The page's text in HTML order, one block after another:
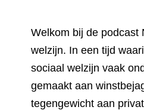
Welkom bij de podcast
welzijn. In een tijd
sociaal welzijn vaak
gemaakt aan
tegengewicht aan